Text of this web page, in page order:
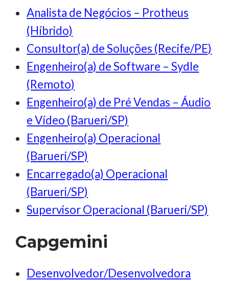
Analista de Negócios – Protheus
(Híbrido)
Consultor(a) de Soluções (Recife/PE)
Engenheiro(a) de Software – Sydle
(Remoto)
Engenheiro(a) de Pré Vendas – Áudio
e Vídeo (Barueri/SP)
Engenheiro(a) Operacional
(Barueri/SP)
Encarregado(a) Operacional
(Barueri/SP)
Supervisor Operacional (Barueri/SP)
Capgemini
Desenvolvedor/Desenvolvedora